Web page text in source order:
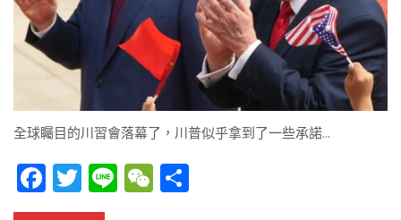
全球矚目的川習會落幕了，川普似乎拿到了一些承諾…
Facebook
Twitter
LineWeChat